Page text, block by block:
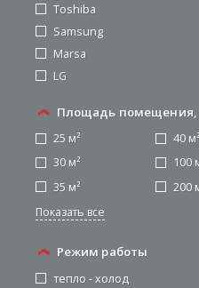
Toshiba
Samsung
Marsa
LG
Площадь помещения,
25 м²
30 м²
35 м²
40 м²
100
200
Режим работы
тепло - холод